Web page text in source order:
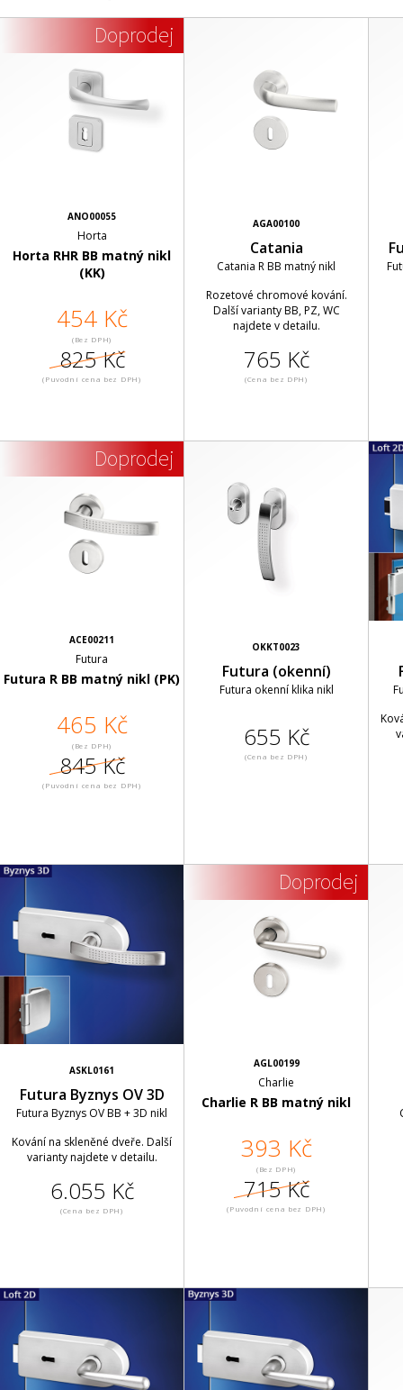
Doprodej
ANO00055
Horta
Horta RHR BB matný nikl
(KK)
454 Kč
(Bez DPH)
825 Kč
(Puvodní cena bez DPH)
AGA00100
Catania
Catania R BB matný nikl
Rozetové chromové kování.
Další varianty BB, PZ, WC
najdete v detailu.
765 Kč
(Cena bez DPH)
Doprodej
ACE00211
Futura
Futura R BB matný nikl (PK)
465 Kč
(Bez DPH)
845 Kč
(Puvodní cena bez DPH)
OKKT0023
Futura (okenní)
Futura okenní klika nikl
655 Kč
(Cena bez DPH)
ASKL0161
Futura Byznys OV 3D
Futura Byznys OV BB + 3D nikl
Kování na skleněné dveře. Další
varianty najdete v detailu.
6.055 Kč
(Cena bez DPH)
Doprodej
AGL00199
Charlie
Charlie R BB matný nikl
393 Kč
(Bez DPH)
715 Kč
(Puvodní cena bez DPH)